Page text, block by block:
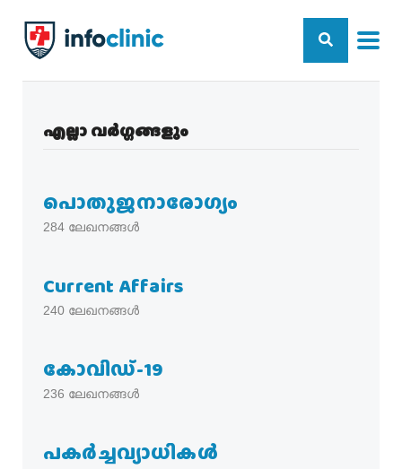
എല്ലാ വർഗ്ഗങ്ങളും
പൊതുജനാരോഗ്യം
284 ലേഖനങ്ങൾ
Current Affairs
240 ലേഖനങ്ങൾ
കോവിഡ്-19
236 ലേഖനങ്ങൾ
പകര്‍ച്ചവ്യാധികള്‍